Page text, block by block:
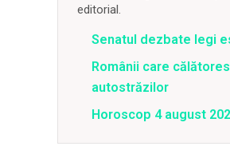
editorial.
Senatul dezbate legi
Românii care
autostrăzilor
Horoscop 4 august